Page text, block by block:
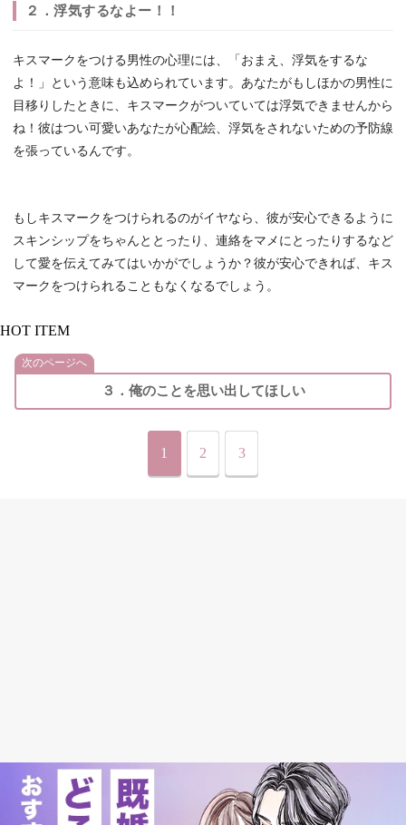
２．浮気するなよー！！
キスマークをつける男性の心理には、「おまえ、浮気をするな
よ！」という意味も込められています。あなたがもしほかの男性に
目移りしたときに、キスマークがついていては浮気できませんから
ね！彼はつい可愛いあなたが心配絵、浮気をされないための予防線
を張っているんです。
もしキスマークをつけられるのがイヤなら、彼が安心できるように
スキンシップをちゃんととったり、連絡をマメにとったりするなど
して愛を伝えてみてはいかがでしょうか？彼が安心できれば、キス
マークをつけられることもなくなるでしょう。
HOT ITEM
次のページへ
３．俺のことを思い出してほしい
1 2 3